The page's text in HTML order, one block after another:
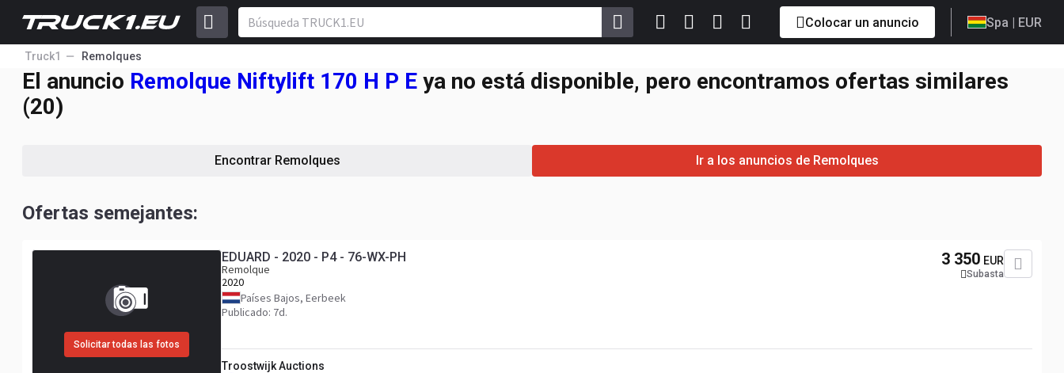
Colocar un anuncio Spa | EUR
Truck1 Remolques
El anuncio Remolque Niftylift 170 H P E ya no está disponible, pero encontramos ofertas similares
(20)
Encontrar Remolques Ir a los anuncios de Remolques
Ofertas semejantes:
Solicitar todas las fotos
EDUARD - 2020 - P4 - 76-WX-PH
Remolque
2020
Países Bajos, Eerbeek
Publicado: 7d.
3 350 EUR
Subasta
Troostwijk Auctions